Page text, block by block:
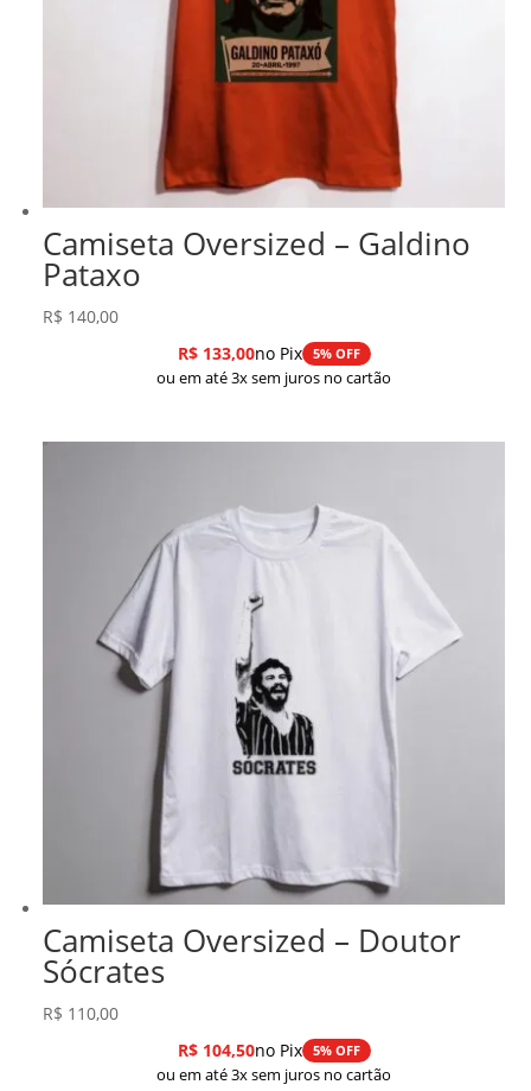
Camiseta Oversized – Galdino
Pataxo
R$ 140,00
R$133,00no Pix 5% OFF
ou em até 3x sem juros no cartão
Camiseta Oversized – Doutor
Sócrates
R$ 110,00
R$104,50no Pix 5% OFF
ou em até 3x sem juros no cartão